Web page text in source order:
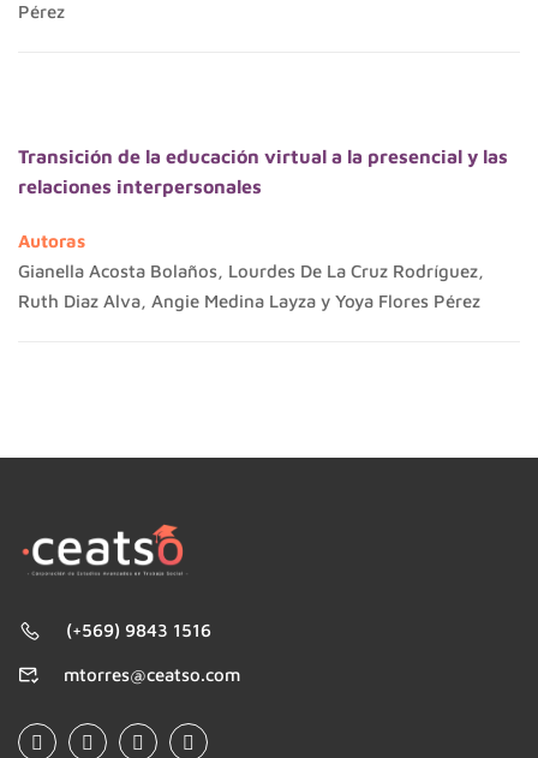
Pérez
Transición de la educación virtual a la presencial y las
relaciones interpersonales
Autoras
Gianella Acosta Bolaños, Lourdes De La Cruz Rodríguez,
Ruth Diaz Alva, Angie Medina Layza y Yoya Flores Pérez
(+569) 9843 1516
mtorres@ceatso.com